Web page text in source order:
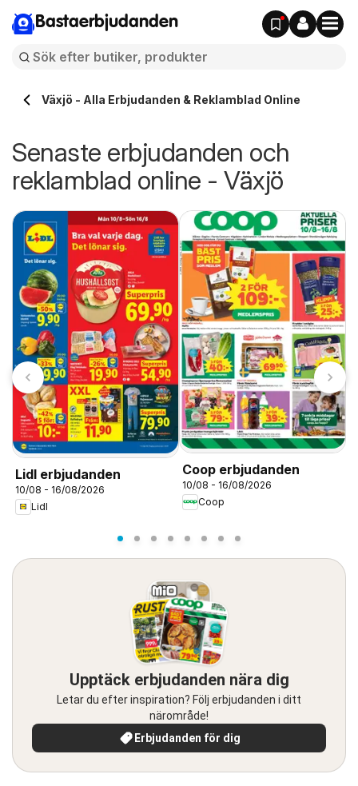
Bastaerbjudanden
Växjö - Alla Erbjudanden & Reklamblad Online
Senaste erbjudanden och
reklamblad online - Växjö
Lidl erbjudanden
10/08 - 16/08/2026
Lidl
Coop erbjudanden
10/08 - 16/08/2026
Coop
Upptäck erbjudanden nära dig
Letar du efter inspiration? Följ erbjudanden i ditt
närområde!
Erbjudanden för dig